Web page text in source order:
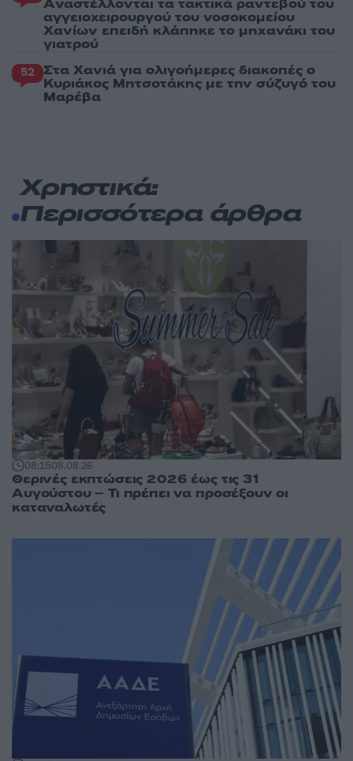
Aναστέλλονται τα τακτικά ραντεβού του
αγγειοχειρουργού του νοσοκομείου
Χανίων επειδή κλάπηκε το μηχανάκι του
γιατρού
52 Στα Χανιά για ολιγοήμερες διακοπές ο
Κυριάκος Μητσοτάκης με την σύζυγό του
Μαρέβα
Χρηστικά:
Περισσότερα άρθρα
08:1508.08.26
Θερινές εκπτώσεις 2026 έως τις 31
Αυγούστου – Τι πρέπει να προσέξουν οι
καταναλωτές